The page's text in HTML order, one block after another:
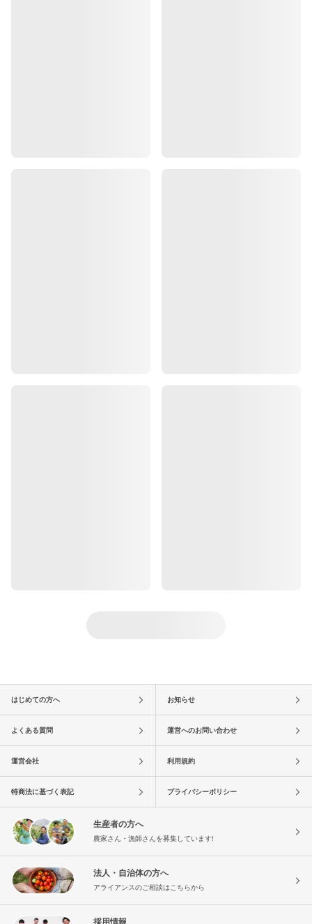
はじめての方へ お知らせ
よくある質問 運営へのお問い合わせ
運営会社 利用規約
特商法に基づく表記 プライバシーポリシー
生産者の方へ
農家さん・漁師さんを募集しています!
法人・自治体の方へ
アライアンスのご相談はこちらから
採用情報